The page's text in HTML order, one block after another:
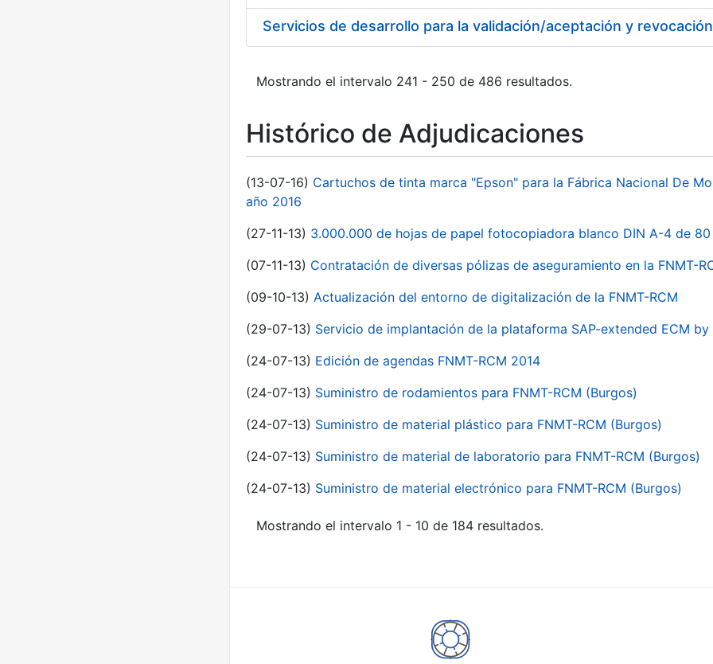
Mostrando el intervalo 241 - 250 de 486 resultados.
Histórico de Adjudicaciones
(13-07-16) Cartuchos de tinta marca "Epson" para la Fábrica Nacional De
año 2016
(27-11-13) 3.000.000 de hojas de papel fotocopiadora blanco DIN A-4 de 80
(07-11-13) Contratación de diversas pólizas de aseguramiento en la FNMT-
(09-10-13) Actualización del entorno de digitalización de la FNMT-RCM
(29-07-13) Servicio de implantación de la plataforma SAP-extended ECM by
(24-07-13) Edición de agendas FNMT-RCM 2014
(24-07-13) Suministro de rodamientos para FNMT-RCM (Burgos)
(24-07-13) Suministro de material plástico para FNMT-RCM (Burgos)
(24-07-13) Suministro de material de laboratorio para FNMT-RCM (Burgos)
(24-07-13) Suministro de material electrónico para FNMT-RCM (Burgos)
Mostrando el intervalo 1 - 10 de 184 resultados.